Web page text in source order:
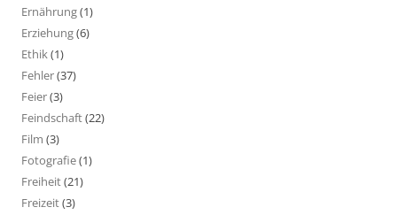
Ernährung(1)
Erziehung(6)
Ethik(1)
Fehler(37)
Feier(3)
Feindschaft(22)
Film (3)
Fotografie(1)
Freiheit(21)
Freizeit(3)